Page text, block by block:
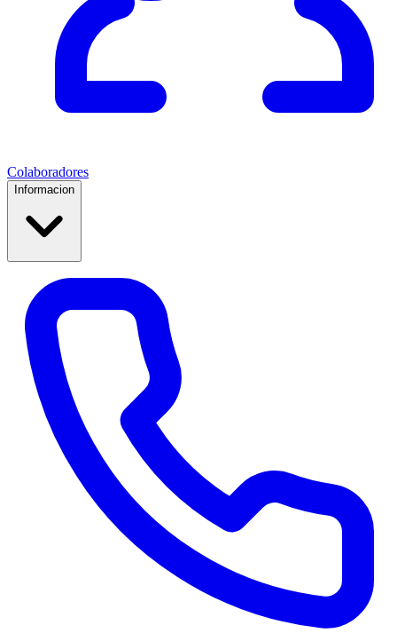
Colaboradores
Informacion